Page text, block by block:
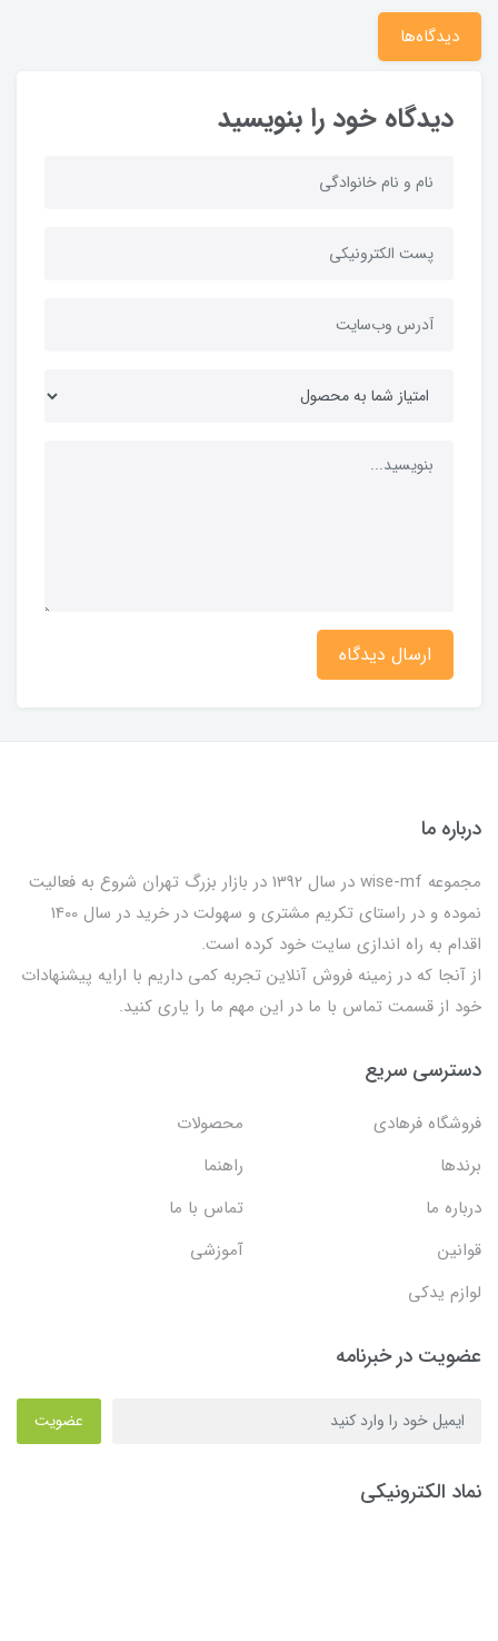
دیدگاه‌ها
دیدگاه خود را بنویسید
ارسال دیدگاه
درباره ما
مجموعه wise-mf در سال 1392 در بازار بزرگ تهران شروع به فعالیت
نموده و در راستای تکریم مشتری و سهولت در خرید در سال 1400
اقدام به راه اندازی سایت خود کرده است.
از آنجا که در زمینه فروش آنلاین تجربه کمی داریم با ارایه پیشنهادات
خود از قسمت تماس با ما در این مهم ما را یاری کنید.
دسترسی سریع
فروشگاه فرهادی
محصولات
برندها
راهنما
درباره ما
تماس با ما
قوانین
آموزشی
لوازم یدکی
عضویت در خبرنامه
عضویت
نماد الکترونیکی